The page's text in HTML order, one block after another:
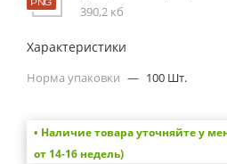
390,2 кб
Характеристики
Норма упаковки — 100 Шт.
• Наличие товара уточняйте у
от 14-16 недель)